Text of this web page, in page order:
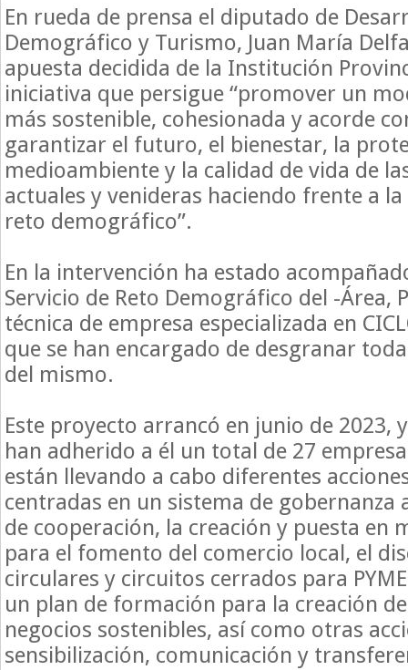
En rueda de prensa el diputado de
Demográfico y Turismo, Juan María
apuesta decidida de la Institución
iniciativa que persigue “promover un
más sostenible, cohesionada y acorde
garantizar el futuro, el bienestar, la
medioambiente y la calidad de vida de
actuales y venideras haciendo frente a
reto demográfico”.
En la intervención ha estado
Servicio de Reto Demográfico del -Área,
técnica de empresa especializada en
que se han encargado de desgranar
del mismo.
Este proyecto arrancó en junio de 2023,
han adherido a él un total de 27
están llevando a cabo diferentes
centradas en un sistema de gobernanza
de cooperación, la creación y puesta en
para el fomento del comercio local, el
circulares y circuitos cerrados para
un plan de formación para la creación
negocios sostenibles, así como otras
sensibilización, comunicación y